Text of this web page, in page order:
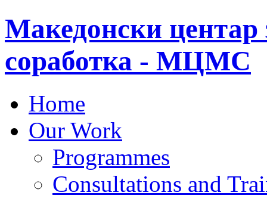
Македонски центар
соработка - МЦМС
Home
Our Work
Programmes
Consultations and